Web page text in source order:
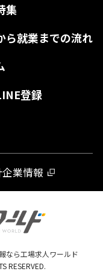
集
ら就業までの流れ
登録
企業情報
なら工場求人ワールド
RESERVED.